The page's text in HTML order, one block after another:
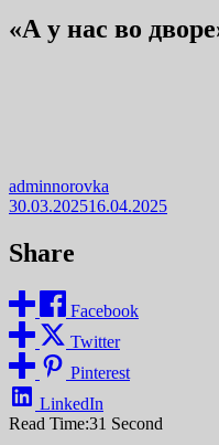
«А у нас во
adminnorovka
30.03.202516.04.2025
Share
Facebook
Twitter
Pinterest
LinkedIn
Read Time:31 Second